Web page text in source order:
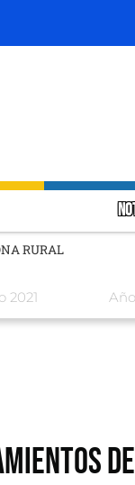
RURAL
2021